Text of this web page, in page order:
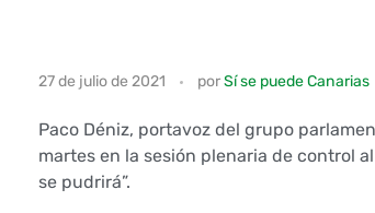
L
a
c
27 de julio de 2021 porSí se puede Canarias
Paco Déniz, portavoz del grupo
martes en la sesión plenaria de control
se pudrirá”.